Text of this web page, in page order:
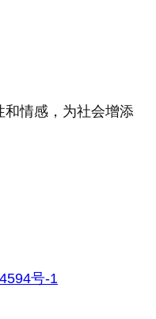
情感，为社会增添
号-1